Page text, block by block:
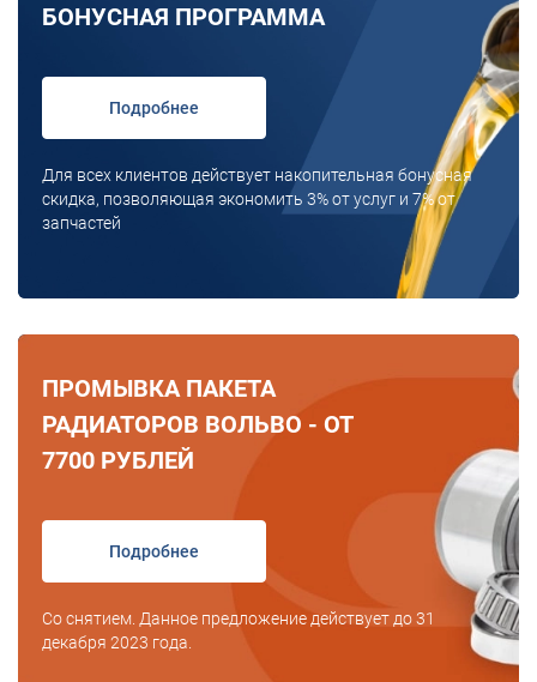
БОНУСНАЯ ПРОГРАММА
Подробнее
Для всех клиентов действует накопительная бонусная
скидка, позволяющая экономить 3% от услуг и 7% от
запчастей
ПРОМЫВКА ПАКЕТА
РАДИАТОРОВ ВОЛЬВО - ОТ
7700 РУБЛЕЙ
Подробнее
Со снятием. Данное предложение действует до 31
декабря 2023 года.